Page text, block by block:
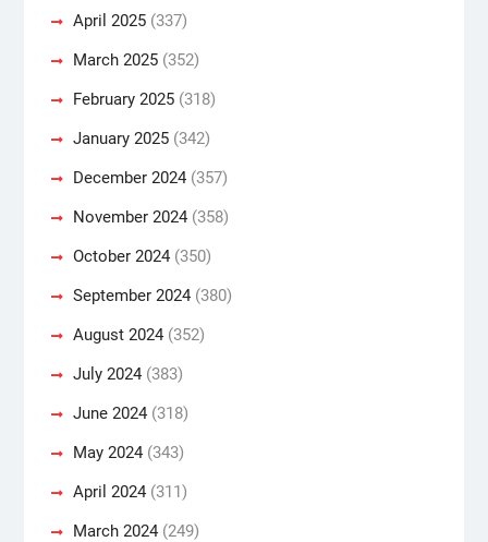
April 2025(337)
March 2025(352)
February 2025(318)
January 2025(342)
December 2024(357)
November 2024(358)
October 2024(350)
September 2024(380)
August 2024(352)
July 2024(383)
June 2024(318)
May 2024(343)
April 2024(311)
March 2024(249)